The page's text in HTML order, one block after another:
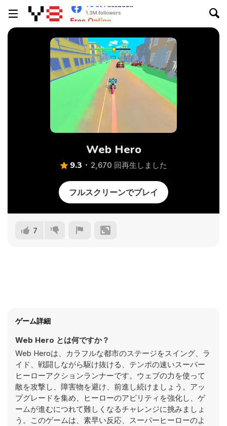
Web Hero
9.3 2,670 回再生しました
フルスクリーンでプレイ
7
ゲーム詳細
Web Hero とは何ですか？
Web Heroは、カラフルな都市のステージをスイング、ラ
イド、戦闘しながら駆け抜ける、テンポの速いスーパー
ヒーローアクションランナーです。ウェブの力を使って
敵を攻撃し、障害物を避け、前進し続けましょう。アッ
プグレードを集め、ヒーローのアビリティを強化し、ゲ
ームが進むにつれて難しくなるチャレンジに挑みましょ
う。このゲームは、素早い反応、スーパーヒーローのよ